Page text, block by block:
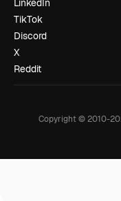
LinkedIn
TikTok
Discord
X
Reddit
Copyright © 2010-